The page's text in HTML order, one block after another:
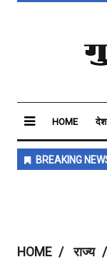
HOME देश
HOME राज्य